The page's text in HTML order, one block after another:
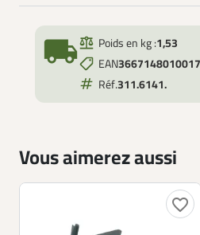
local_shipping Poids en kg :1,53
EAN3667148010017
Réf.311.6141.
Vous aimerez aussi
favorite_border